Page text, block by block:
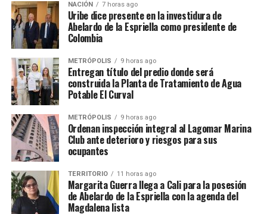
NACIÓN 7 horas ago
Uribe dice presente en la investidura de
Abelardo de la Espriella como presidente de
Colombia
METRÓPOLIS 9 horas ago
Entregan título del predio donde será
construida la Planta de Tratamiento de Agua
Potable El Curval
METRÓPOLIS 9 horas ago
Ordenan inspección integral al Lagomar Marina
Club ante deterioro y riesgos para sus
ocupantes
TERRITORIO 11 horas ago
Margarita Guerra llega a Cali para la posesión
de Abelardo de la Espriella con la agenda del
Magdalena lista